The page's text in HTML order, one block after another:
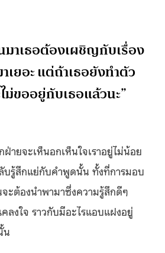
มาเธอต้องเผชิญกับเรื่อง
เยอะ แต่ถ้าเธอยังทำตัว
ม่ขออยู่กับเธอแล้วนะ”
ายจะเห็นอกเห็นใจเราอยู่ไม่น้อย
บรู้สึกแย่กับคำพูดนั้น ทั้งที่การมอบ
ะต้องนำพามาซึ่งความรู้สึกดีๆ
ลงใจ ราวกับมีอะไรแอบแฝงอยู่
น